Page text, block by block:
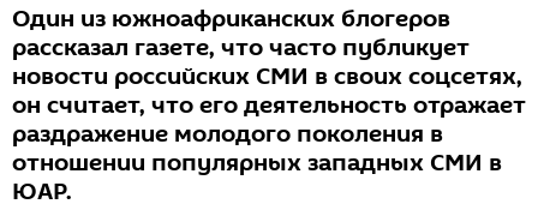
Один из южноафриканских блогеров
рассказал газете, что часто публикует
новости российских СМИ в своих соцсетях,
он считает, что его деятельность отражает
раздражение молодого поколения в
отношении популярных западных СМИ в
ЮАР.